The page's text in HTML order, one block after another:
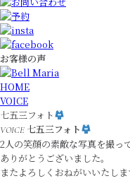
お客様の声
HOME
VOICE
七五三フォト
VOICE 七五三フォト
2人の笑顔の素敵な写真を撮っ
ありがとうございました。
またよろしくおねがいいたしま